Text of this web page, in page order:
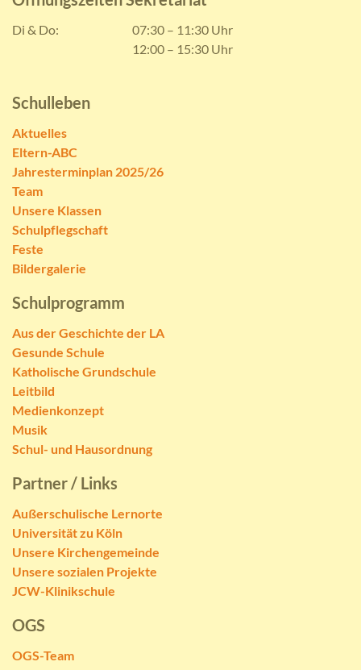
Di & Do:
07:30 – 11:30 Uhr
12:00 – 15:30 Uhr
Schulleben
Aktuelles
Eltern-ABC
Jahresterminplan 2025/26
Team
Unsere Klassen
Schulpflegschaft
Feste
Bildergalerie
Schulprogramm
Aus der Geschichte der LA
Gesunde Schule
Katholische Grundschule
Leitbild
Medienkonzept
Musik
Schul- und Hausordnung
Partner / Links
Außerschulische Lernorte
Universität zu Köln
Unsere Kirchengemeinde
Unsere sozialen Projekte
JCW-Klinikschule
OGS
OGS-Team